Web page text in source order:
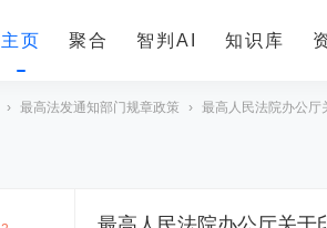
主页 聚合 智判AI 知识库
› 最高法发通知部门规章政策 › 最高人民法院办公厅